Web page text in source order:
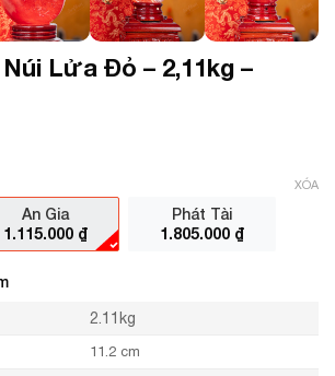
Lửa Đỏ – 2,11kg –
An Gia
1.115.000 ₫
Phát Tài
1.805.000 ₫
XÓA
2.11kg
11.2 cm